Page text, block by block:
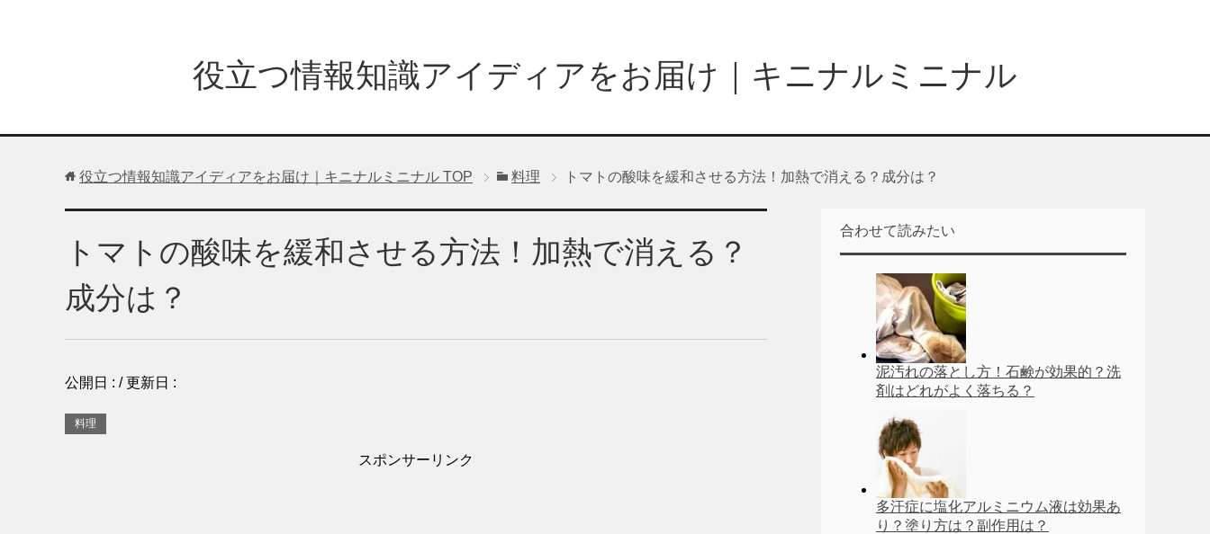
役立つ情報知識アイディアをお届け｜キニナルミニナル
役立つ情報知識アイディアをお届け｜キニナルミニナル TOP 料理 トマトの酸味を緩和させる方法！加熱で消える？成分は？
トマトの酸味を緩和させる方法！加熱で消える？
成分は？
公開日 : / 更新日 :
料理
スポンサーリンク
合わせて読みたい
泥汚れの落とし方！石鹸が効果的？洗
剤はどれがよく落ちる？
多汗症に塩化アルミニウム液は効果あ
り？塗り方は？副作用は？